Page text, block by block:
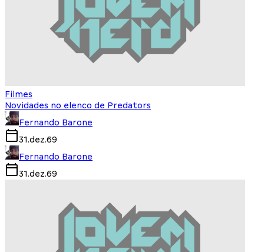
Filmes
Novidades no elenco de Predators
Fernando Barone
31.dez.69
Fernando Barone
31.dez.69